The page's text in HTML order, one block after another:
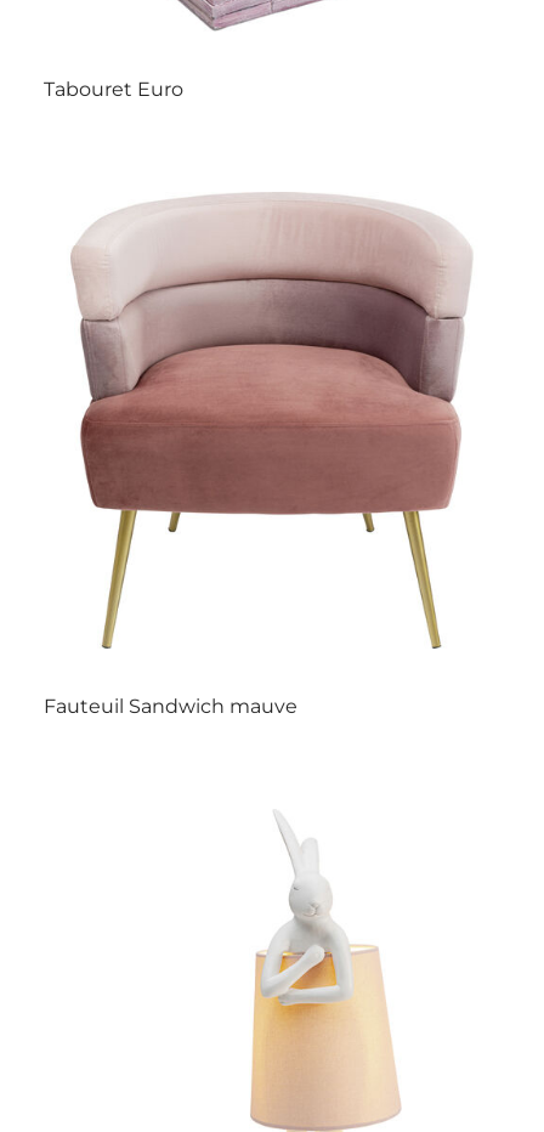
Tabouret Euro
Fauteuil Sandwich mauve